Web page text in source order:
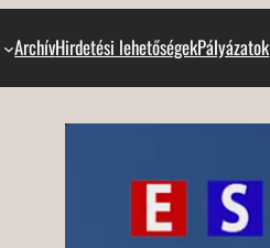
ArchívHirdetési lehetőségekPályázatok